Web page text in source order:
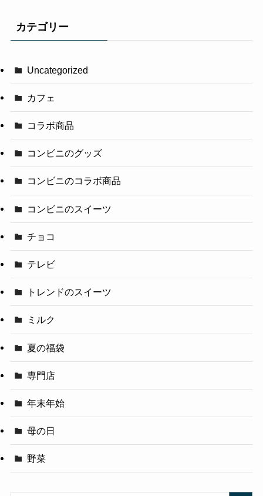
カテゴリー
Uncategorized
カフェ
コラボ商品
コンビニのグッズ
コンビニのコラボ商品
コンビニのスイーツ
チョコ
テレビ
トレンドのスイーツ
ミルク
夏の福袋
専門店
年末年始
母の日
野菜